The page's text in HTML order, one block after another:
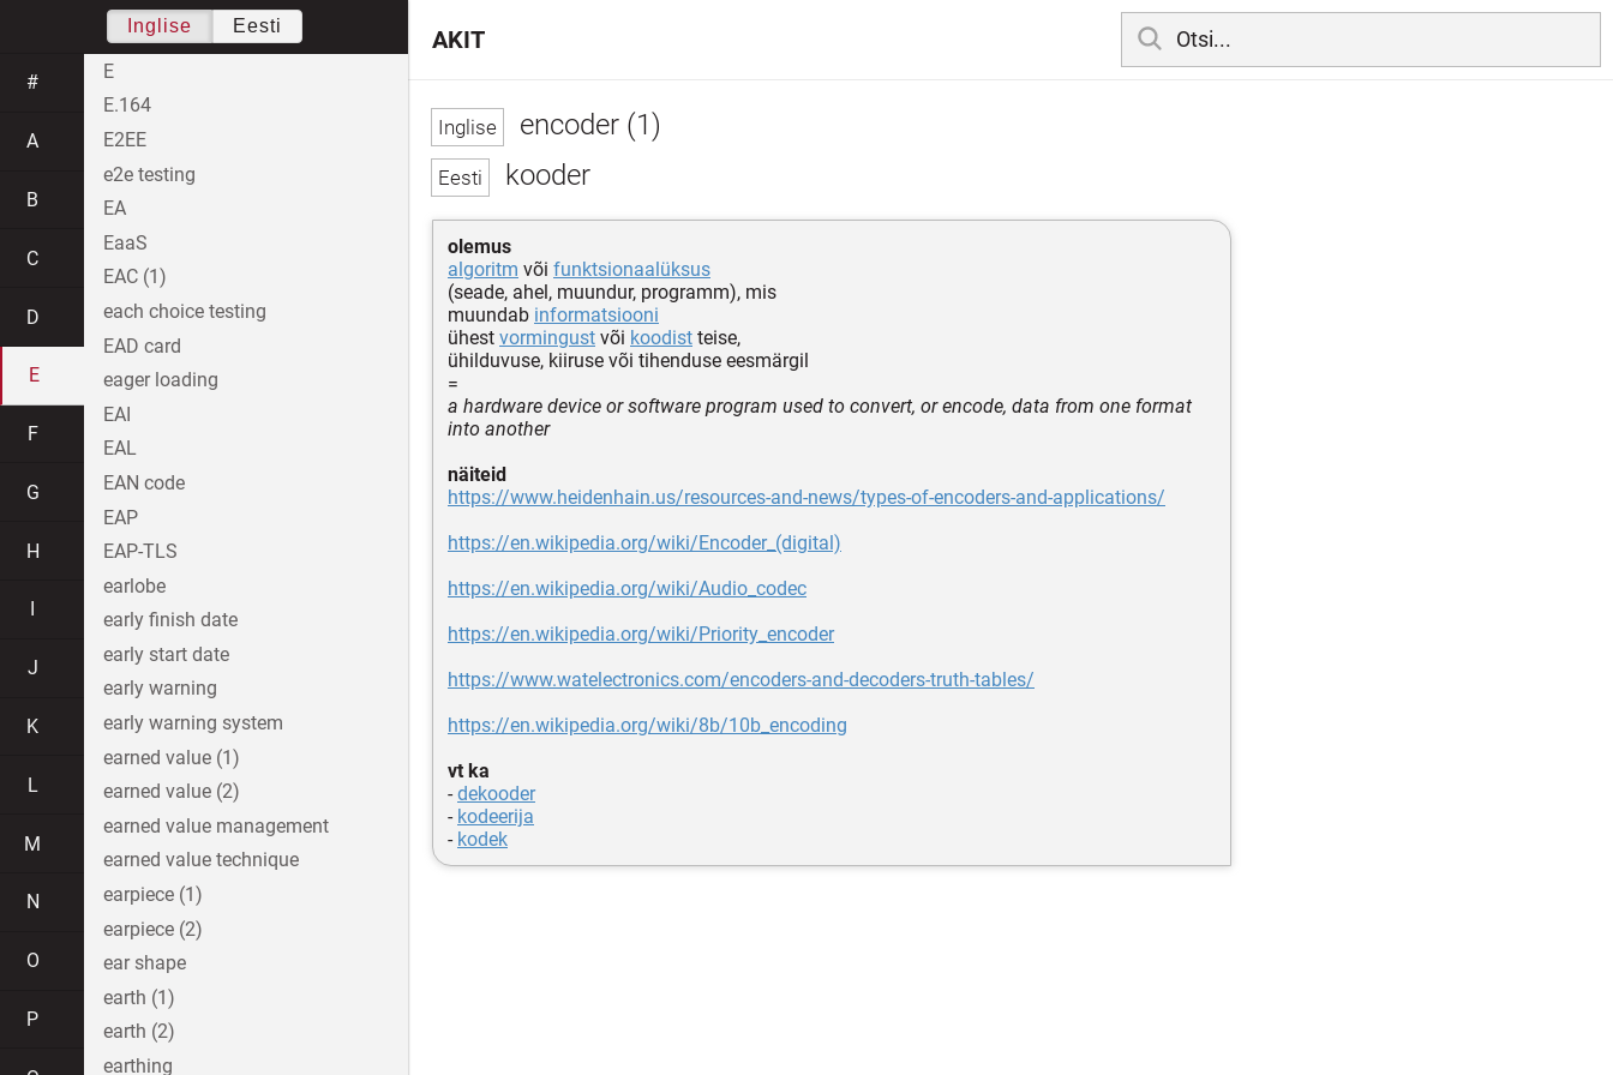
encoder (1)
kooder
olemus
algoritm või funktsionaalüksus
(seade, ahel, muundur, programm), mis
muundab informatsiooni
ühest vormingust või koodist teise,
ühilduvuse, kiiruse või tihenduse eesmärgil
=
a hardware device or software program used to convert, or encode, data from one format
into another
näiteid
https://www.heidenhain.us/resources-and-news/types-of-encoders-and-applications/
https://en.wikipedia.org/wiki/Encoder_(digital)
https://en.wikipedia.org/wiki/Audio_codec
https://en.wikipedia.org/wiki/Priority_encoder
https://www.watelectronics.com/encoders-and-decoders-truth-tables/
https://en.wikipedia.org/wiki/8b/10b_encoding
vt ka
-dekooder
- kodeerija
- kodek
AKIT
Inglise Eesti
#
A
B
C
D
E
F
G
H
J
K
L
M
N
O
P
E
E.164
E2EE
e2e testing
EA
EaaS
EAC (1)
each choice testing
EAD card
eager loading
EAI
EAL
EAN code
EAP
EAP-TLS
earlobe
early finish date
early start date
early warning
early warning system
earned value (1)
earned value (2)
earned value management
earned value technique
earpiece (1)
earpiece (2)
ear shape
earth (1)
earth (2)
earthing